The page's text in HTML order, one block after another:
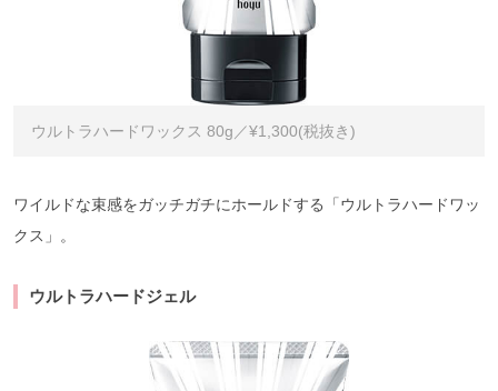
ウルトラハードワックス 80g／¥1,300(税抜き)
ワイルドな束感をガッチガチにホールドする「ウルトラハードワッ
クス」。
ウルトラハードジェル